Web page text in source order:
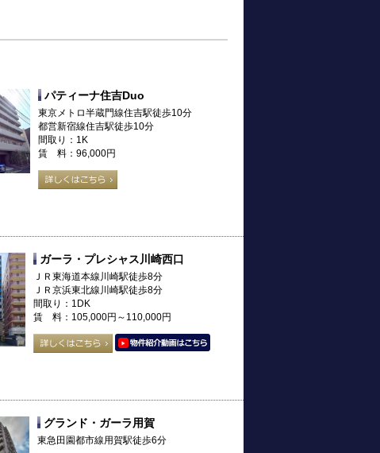
パティーナ住吉Duo
東京メトロ半蔵門線住吉駅徒歩10分
都営新宿線住吉駅徒歩10分
間取り：1K
賃 料：96,000円
ガーラ・プレシャス川崎西口
ＪＲ東海道本線川崎駅徒歩8分
ＪＲ京浜東北線川崎駅徒歩8分
間取り：1DK
賃 料：105,000円～110,000円
グランド・ガーラ用賀
東急田園都市線用賀駅徒歩6分